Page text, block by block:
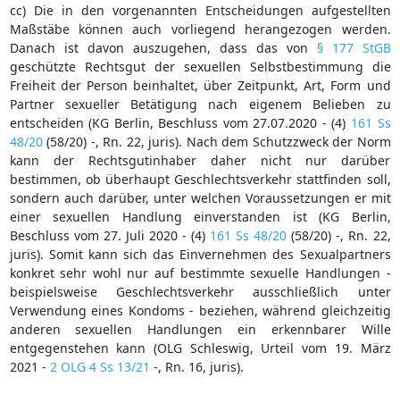
cc) Die in den vorgenannten Entscheidungen aufgestellten
Maßstäbe können auch vorliegend herangezogen werden.
Danach ist davon auszugehen, dass das von § 177 StGB
geschützte Rechtsgut der sexuellen Selbstbestimmung die
Freiheit der Person beinhaltet, über Zeitpunkt, Art, Form und
Partner sexueller Betätigung nach eigenem Belieben zu
entscheiden (KG Berlin, Beschluss vom 27.07.2020 - (4) 161 Ss
48/20(58/20) -, Rn. 22, juris). Nach dem Schutzzweck der Norm
kann der Rechtsgutinhaber daher nicht nur darüber
bestimmen, ob überhaupt Geschlechtsverkehr stattfinden soll,
sondern auch darüber, unter welchen Voraussetzungen er mit
einer sexuellen Handlung einverstanden ist (KG Berlin,
Beschluss vom 27. Juli 2020 - (4) 161 Ss 48/20 (58/20) -, Rn. 22,
juris). Somit kann sich das Einvernehmen des Sexualpartners
konkret sehr wohl nur auf bestimmte sexuelle Handlungen -
beispielsweise Geschlechtsverkehr ausschließlich unter
Verwendung eines Kondoms - beziehen, während gleichzeitig
anderen sexuellen Handlungen ein erkennbarer Wille
entgegenstehen kann (OLG Schleswig, Urteil vom 19. März
2021 - 2 OLG 4 Ss 13/21 -, Rn. 16, juris).